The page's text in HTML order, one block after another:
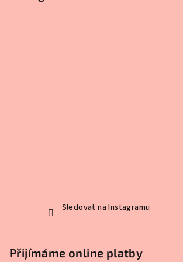
Sledovat na Instagramu
Přijímáme online platby